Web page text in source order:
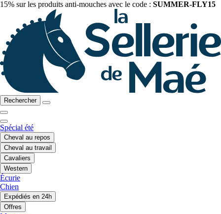
15% sur les produits anti-mouches avec le code : SUMMER-FLY15
Rechercher
Spécial été
Cheval au repos
Cheval au travail
Cavaliers
Western
Écurie
Chien
Expédiés en 24h
Offres